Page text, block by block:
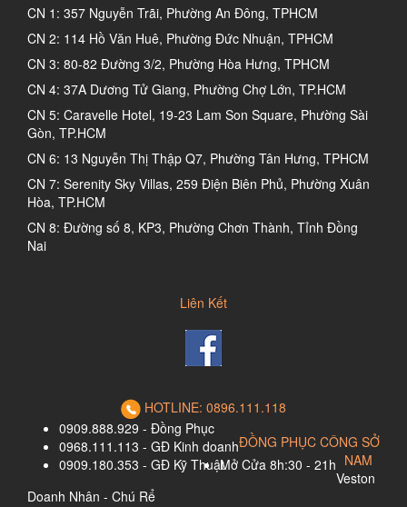
CN 1: 357 Nguyễn Trãi, Phường An Đông, TPHCM
CN 2: 114 Hồ Văn Huê, Phường Đức Nhuận, TPHCM
CN 3: 80-82 Đường 3/2, Phường Hòa Hưng, TPHCM
CN 4: 37A Dương Tử Giang, Phường Chợ Lớn, TP.HCM
CN 5: Caravelle Hotel, 19-23 Lam Son Square, Phường Sài
Gòn, TP.HCM
CN 6: 13 Nguyễn Thị Thập Q7, Phường Tân Hưng, TPHCM
CN 7: Serenity Sky Villas, 259 Điện Biên Phủ, Phường Xuân
Hòa, TP.HCM
CN 8: Đường số 8, KP3, Phường Chơn Thành, Tỉnh Đồng
Nai
Liên Kết
HOTLINE: 0896.111.118
0909.888.929 - Đồng Phục
0968.111.113 - GĐ Kinh doanh
0909.180.353 - GĐ Kỹ ThuậtMở Cửa 8h:30 - 21h
ĐỒNG PHỤC CÔNG SỞ
NAM
Veston
Doanh Nhân - Chú Rể